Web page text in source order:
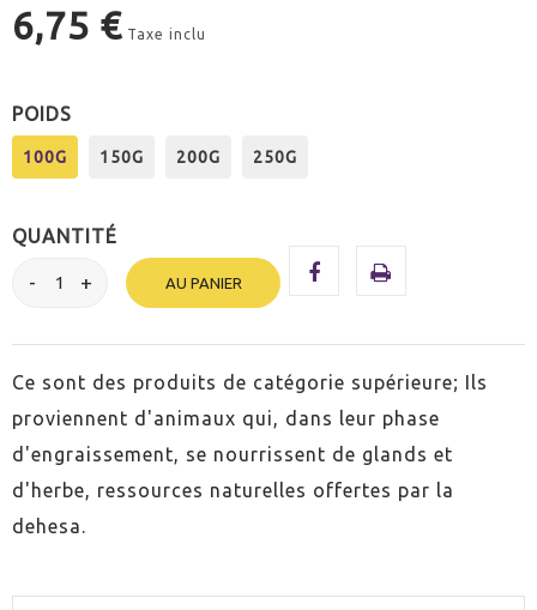
6,75 € Taxe inclu
POIDS
100G 150G 200G 250G
QUANTITÉ
AU PANIER
Ce sont des produits de catégorie supérieure; Ils
proviennent d'animaux qui, dans leur phase
d'engraissement, se nourrissent de glands et
d'herbe, ressources naturelles offertes par la
dehesa.